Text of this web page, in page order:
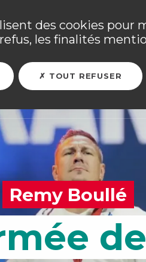
ASSURER MES BIENS
Remy Boullé
des cookies pour
les finalités
TOUT REFUSER